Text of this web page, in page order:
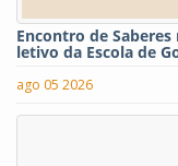
Encontro de
letivo da Escola de
ago 05 2026